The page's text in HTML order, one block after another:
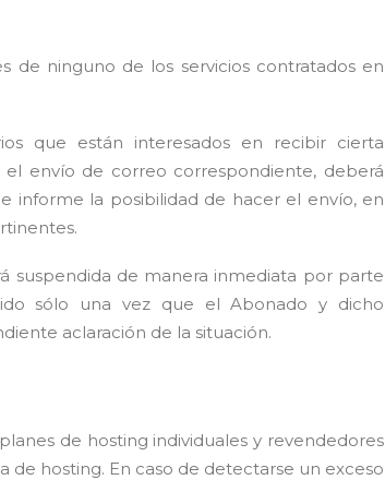
de ninguno de los servicios contratados en
que están interesados en recibir cierta
envío de correo correspondiente, deberá
informe la posibilidad de hacer el envío, en
suspendida de manera inmediata por parte
sólo una vez que el Abonado y dicho
aclaración de la situación.
de hosting individuales y revendedores
de hosting. En caso de detectarse un exceso